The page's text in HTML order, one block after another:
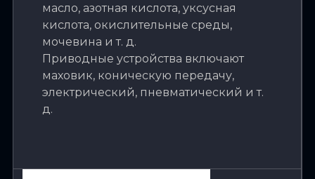
масло, азотная кислота, уксусная
кислота, окислительные среды,
мочевина и т. д.
Приводные устройства включают
маховик, коническую передачу,
электрический, пневматический и т.
д.